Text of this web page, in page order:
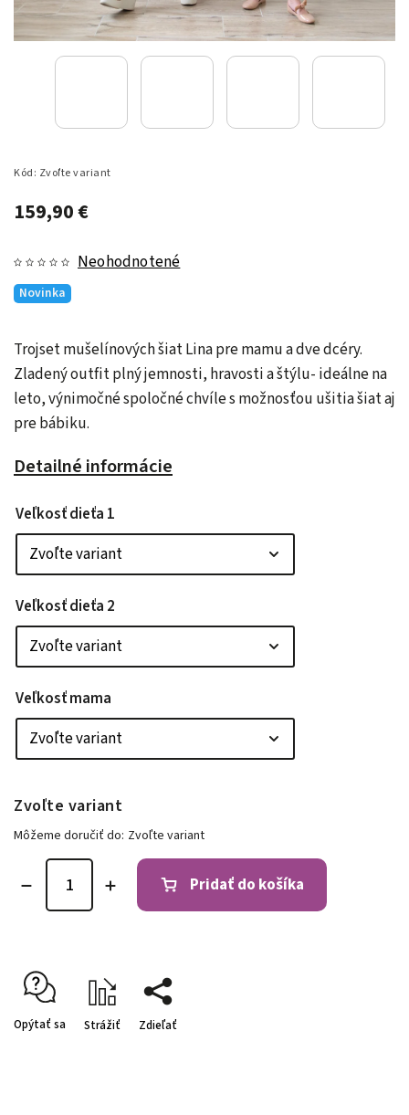
Kód: Zvoľte variant
159,90 €
Novinka
Neohodnotené
Trojset mušelínových šiat Lina pre mamu a dve dcéry.
Zladený outfit plný jemnosti, hravosti a štýlu- ideálne na
leto, výnimočné spoločné chvíle s možnosťou ušitia šiat aj
pre bábiku.
Detailné informácie
Veľkosť dieťa 1
Veľkosť dieťa 2
Veľkosť mama
Zvoľte variant
Môžeme doručiť do: Zvoľte variant
Pridať do košíka
Opýtať sa Strážiť Zdieľať